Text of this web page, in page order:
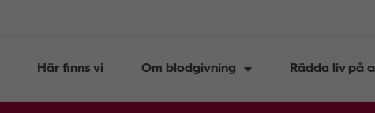
Här finns vi Om blodgivning Rädda liv på